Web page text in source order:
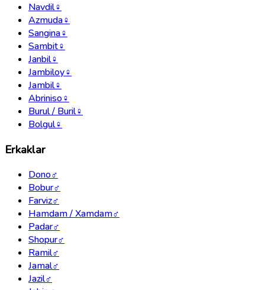
Navdil♀
Azmuda♀
Sangina♀
Sambit♀
Janbil♀
Jambiloy♀
Jambil♀
Abriniso♀
Burul / Buril♀
Bolgul♀
Erkaklar
Dono♂
Bobur♂
Farviz♂
Hamdam / Xamdam♂
Padar♂
Shopur♂
Ramil♂
Jamal♂
Jazil♂